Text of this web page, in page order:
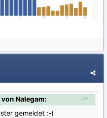
Nalegam:
gemeldet :-(